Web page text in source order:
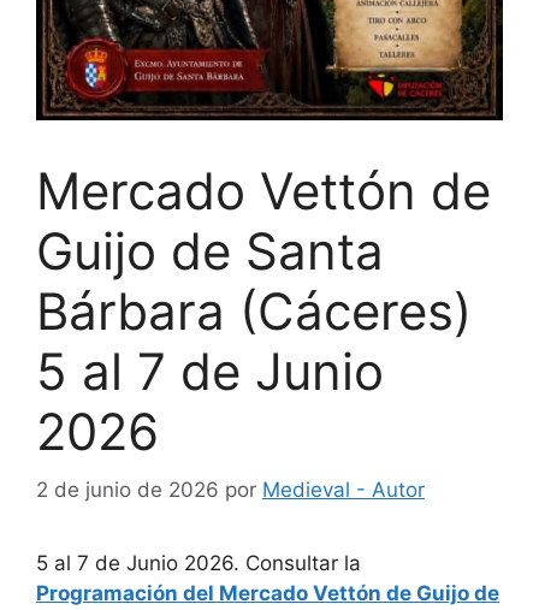
Mercado Vettón de
Guijo de Santa
Bárbara (Cáceres)
5 al 7 de Junio
2026
2 de junio de 2026 por Medieval - Autor
5 al 7 de Junio 2026. Consultar la
Programación del Mercado Vettón de Guijo de